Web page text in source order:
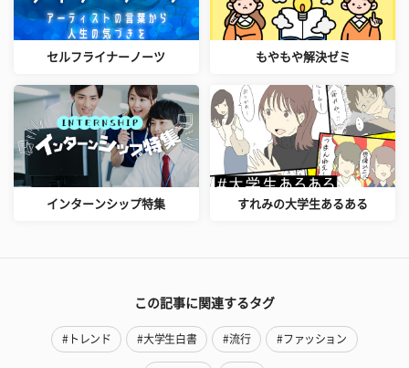
セルフライナーノーツ もやもや解決ゼミ
インターンシップ特集 すれみの大学生あるある
この記事に関連するタグ
#トレンド #大学生白書 #流行 #ファッション